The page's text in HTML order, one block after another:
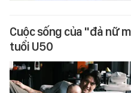
Cuộc sống của "đả nữ
tuổi U50